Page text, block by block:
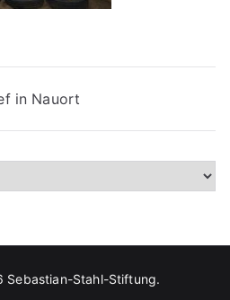
in Nauort
Sebastian-Stahl-Stiftung.